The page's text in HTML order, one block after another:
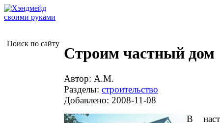
Поиск по сайту
Строим частный дом
Автор: А.М.
Разделы: строительство
Добавлено: 2008-11-08
В